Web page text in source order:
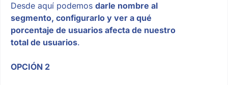
Desde aquí podemos darle nombre al
segmento, configurarlo y ver a qué
porcentaje de usuarios afecta de nuestro
total de usuarios.
OPCIÓN 2